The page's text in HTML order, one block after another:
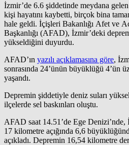
İzmir’de 6.6 şiddetinde meydana
kişi hayatını kaybetti, birçok bina
hale geldi. İçişleri Bakanlığı Afet ve
Başkanlığı (AFAD), İzmir’deki
yükseldiğini duyurdu.
AFAD’ın yazılı açıklamasına göre,
sonrasında 24’ünün büyüklüğü 4’ün
yaşandı.
Depremin şiddetiyle deniz suları
ilçelerde sel baskınları oluştu.
AFAD saat 14.51’de Ege
17 kilometre açığında 6,6
açıkladı. Depremin 16,54 kilometre